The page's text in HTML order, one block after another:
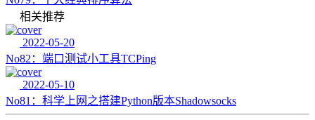
相关推荐
2022-05-20
No82：端口测试小工具TCPing
2022-05-10
No81：科学上网之搭建Python版本Shadowsocks